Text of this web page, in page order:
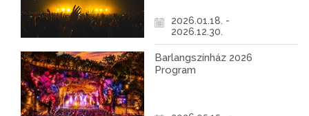
2026.01.18. -
2026.12.30.
Barlangszínház 2026
Program